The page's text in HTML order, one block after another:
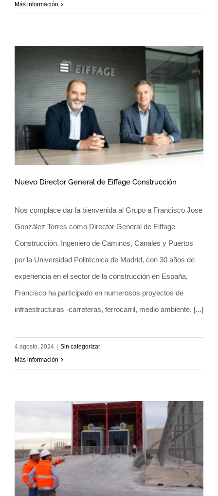
Más información
Nuevo Director General de Eiffage
Nuevo Director General de Eiffage Construcción
Nos complace dar la bienvenida al Grupo a Francisco Jose
González Torres como Director General de Eiffage
Construcción. Ingeniero de Caminos, Canales y Puertos
por la Universidad Politécnica de Madrid, con 30 años de
experiencia en el sector de la construcción en España,
Francisco ha participado en numerosos proyectos de
infraestructuras -carreteras, ferrocarril, medio ambiente, [...]
4 agosto, 2024 | Sin categorizar
Más información